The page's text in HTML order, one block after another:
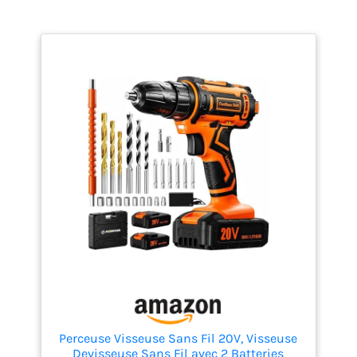
entre les niveaux et au
fond de la valise pour
maintenir les
cliquets/douilles/clés
- 4 Pieds pour plus de
stabilité lors de
l’utilisation produit 1:
ACCES FACILE : 2
positions d’ouverture
du panneau central
avec charnières métal
PERFORMANCE : La
perceuse visseuse
sans fil 18 V Li-Ion
Perceuse Visseuse Sans Fil 20V, Visseuse
Devisseuse Sans Fil avec 2 Batteries